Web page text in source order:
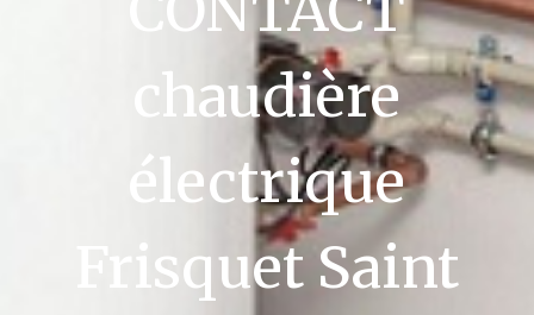
chaudière
électrique
Frisquet Saint